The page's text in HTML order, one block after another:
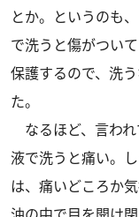
とか。というのも
で洗うと傷がつい
保護するので、洗
た。
なるほど、言わ
液で洗うと痛い。
は、痛いどころか